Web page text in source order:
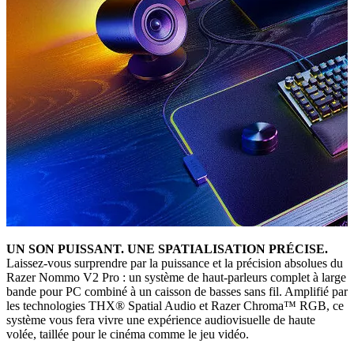
UN SON PUISSANT. UNE SPATIALISATION PRÉCISE.
Laissez-vous surprendre par la puissance et la précision absolues du
Razer Nommo V2 Pro : un système de haut-parleurs complet à large
bande pour PC combiné à un caisson de basses sans fil. Amplifié par
les technologies THX® Spatial Audio et Razer Chroma™ RGB, ce
système vous fera vivre une expérience audiovisuelle de haute
volée, taillée pour le cinéma comme le jeu vidéo.